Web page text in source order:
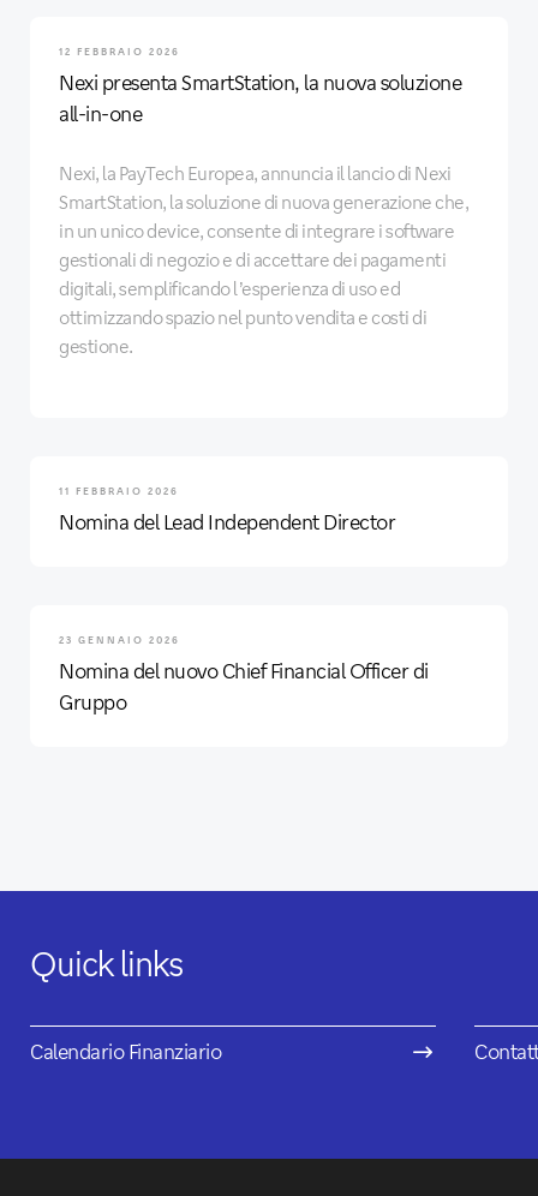
12 FEBBRAIO 2026
Nexi presenta SmartStation, la nuova soluzione
all-in-one
Nexi, la PayTech Europea, annuncia il lancio di Nexi
SmartStation, la soluzione di nuova generazione che,
in un unico device, consente di integrare i software
gestionali di negozio e di accettare dei pagamenti
digitali, semplificando l’esperienza di uso ed
ottimizzando spazio nel punto vendita e costi di
gestione.
11 FEBBRAIO 2026
Nomina del Lead Independent Director
23 GENNAIO 2026
Nomina del nuovo Chief Financial Officer di
Gruppo
Quick links
Calendario Finanziario